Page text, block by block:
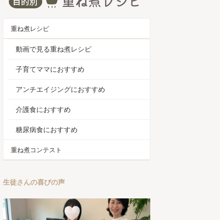
重ね煮レシピ
動画で見る重ね煮レシピ
子育てママにおすすめ
アンチエイジングにおすすめ
介護食におすすめ
糖尿病食におすすめ
重ね煮コンテスト
生徒さんの喜びの声